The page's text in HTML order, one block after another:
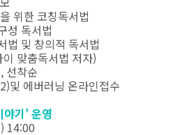
위한 코칭독서법
독서법
및 창의적 독서법
맞춤독서법 저자)
선착순
및 에버러닝 온라인접수
기’ 운영
14:00